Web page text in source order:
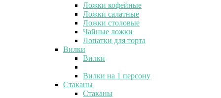
Ложки кофейные
Ложки салатные
Ложки столовые
Чайные ложки
Лопатки для торта
Вилки
Вилки
Вилки на 1 персону
Стаканы
Стаканы